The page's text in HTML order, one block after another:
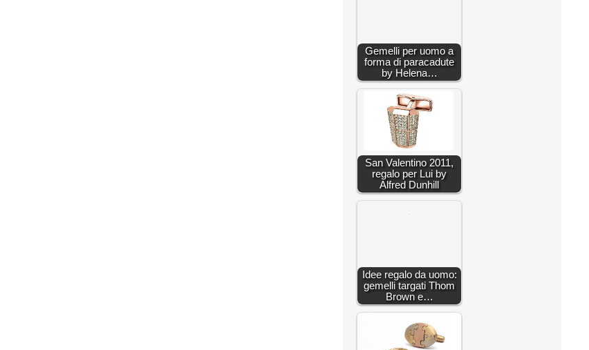
Gemelli per uomo a
forma di paracadute
by Helena…
San Valentino 2011,
regalo per Lui by
Alfred Dunhill
Idee regalo da uomo:
gemelli targati Thom
Brown e…